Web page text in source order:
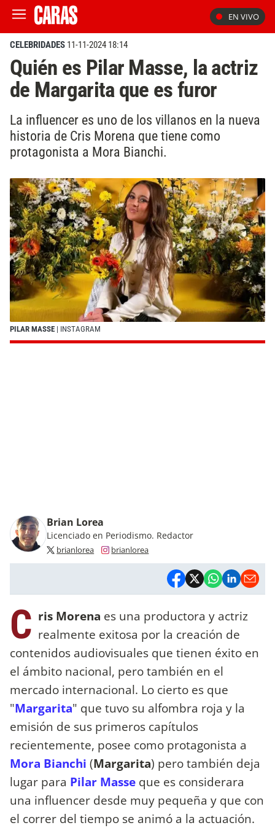
EN VIVO
CELEBRIDADES 11-11-2024 18:14
Quién es Pilar Masse, la actriz
de Margarita que es furor
La influencer es uno de los villanos en la nueva
historia de Cris Morena que tiene como
protagonista a Mora Bianchi.
PILAR MASSE | INSTAGRAM
Brian Lorea
Licenciado en Periodismo. Redactor
brianlorea brianlorea
C ris Morena es una productora y actriz
realmente exitosa por la creación de
contenidos audiovisuales que tienen éxito en
el ámbito nacional, pero también en el
mercado internacional. Lo cierto es que
"Margarita" que tuvo su alfombra roja y la
emisión de sus primeros capítulos
recientemente, posee como protagonista a
Mora Bianchi (Margarita) pero también deja
lugar para Pilar Masse que es considerara
una influencer desde muy pequeña y que con
el correr del tiempo se animó a la actuación.